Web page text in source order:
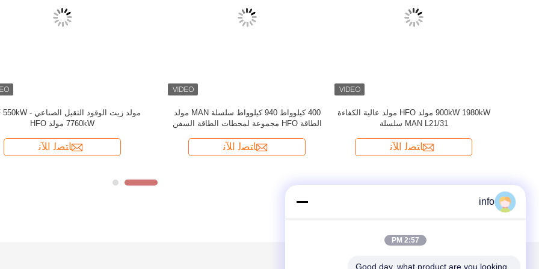
info
2:57 PM
Good day, what product are you looking